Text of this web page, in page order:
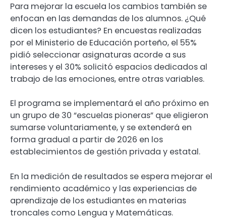
Para mejorar la escuela los cambios también se
enfocan en las demandas de los alumnos. ¿Qué
dicen los estudiantes? En encuestas realizadas
por el Ministerio de Educación porteño, el 55%
pidió seleccionar asignaturas acorde a sus
intereses y el 30% solicitó espacios dedicados al
trabajo de las emociones, entre otras variables.
El programa se implementará el año próximo en
un grupo de 30 “escuelas pioneras” que eligieron
sumarse voluntariamente, y se extenderá en
forma gradual a partir de 2026 en los
establecimientos de gestión privada y estatal.
En la medición de resultados se espera mejorar el
rendimiento académico y las experiencias de
aprendizaje de los estudiantes en materias
troncales como Lengua y Matemáticas.